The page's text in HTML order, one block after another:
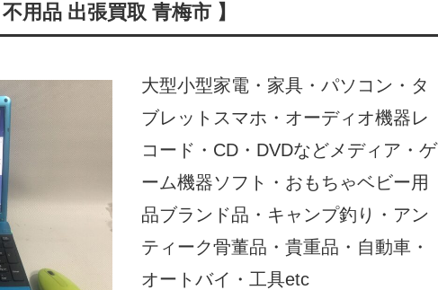
用品 出張買取 青梅市 】
大型小型家電・家具・パソコン・タ
ブレットスマホ・オーディオ機器レ
コード・CD・DVDなどメディア・ゲ
ーム機器ソフト・おもちゃベビー用
品ブランド品・キャンプ釣り・アン
ティーク骨董品・貴重品・自動車・
オートバイ・工具etc